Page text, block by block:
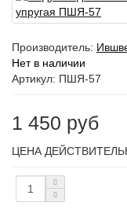
Производитель:
Нет в наличии
Артикул: ПШЯ-57
1 450 руб
ЦЕНА